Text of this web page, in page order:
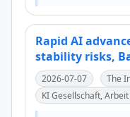
Rapid AI
stability risks,
2026-07-07
The
KI Gesellschaft,